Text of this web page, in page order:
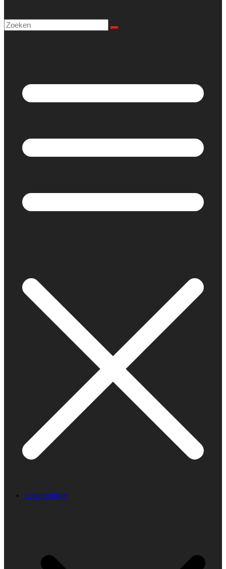
Havenonline